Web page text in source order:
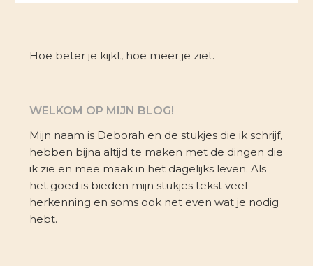
Hoe beter je kijkt, hoe meer je ziet.
WELKOM OP MIJN BLOG!
Mijn naam is Deborah en de stukjes die ik schrijf,
hebben bijna altijd te maken met de dingen die
ik zie en mee maak in het dagelijks leven. Als
het goed is bieden mijn stukjes tekst veel
herkenning en soms ook net even wat je nodig
hebt.